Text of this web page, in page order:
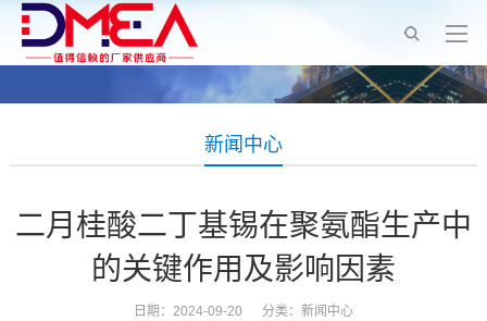
新闻中心
二月桂酸二丁基锡在聚氨酯生产中
的关键作用及影响因素
日期：2024-09-20 分类： 新闻中心